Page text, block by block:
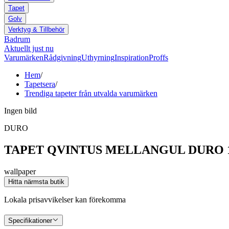
Tapet
Golv
Verktyg & Tillbehör
Badrum
Aktuellt just nu
VarumärkenRådgivningUthyrningInspirationProffs
Hem/
Tapetsera/
Trendiga tapeter från utvalda varumärken
Ingen bild
DURO
TAPET QVINTUS MELLANGUL DURO
wallpaper
Hitta närmsta butik
Lokala prisavvikelser kan förekomma
Specifikationer